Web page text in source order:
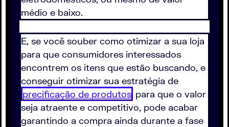
médio e baixo.
E, se você souber como otimizar a sua loja
para que consumidores interessados
encontrem os itens que estão buscando, e
conseguir otimizar sua estratégia de
precificação de produtos para que o valor
seja atraente e competitivo, pode acabar
garantindo a compra ainda durante a fase